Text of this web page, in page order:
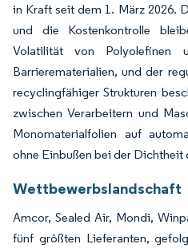
in Kraft seit dem 1. März 2026.
und die Kostenkontrolle
Volatilität von Polyolefinen
Barrierematerialien, und der
recyclingfähiger Strukturen
zwischen Verarbeitern und
Monomaterialfolien auf
ohne Einbußen bei der Dichtheit
Wettbewerbslandschaft
Amcor, Sealed Air, Mondi,
fünf größten Lieferanten,